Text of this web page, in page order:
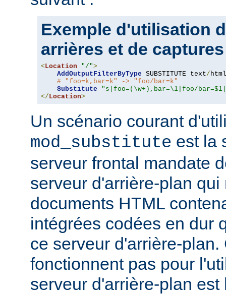
Exemple d'utilisation
arrières et de captures
< Location "/">
AddOutputFilterByType SUBSTITUTE text/ html
# "foo=k,bar=k" -> "foo/bar=k"
Substitute
"s|foo=(\w+),bar=\1|foo/
</ Location>
Un scénario courant
mod_substitute est la
serveur frontal mandate
serveur d'arrière-plan qui
documents HTML
intégrées codées en dur
ce serveur d'arrière-
fonctionnent pas pour
serveur d'arrière-plan est